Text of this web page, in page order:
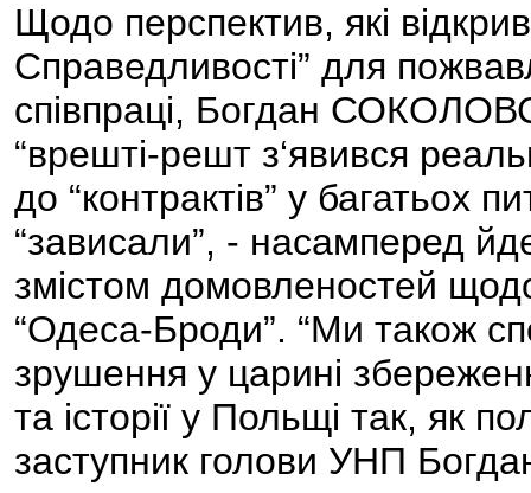
Щодо перспектив, які
Справедливості” для
співпраці, Богдан
“врешті-решт з‘явився
до “контрактів” у багатьох
“зависали”, - насамперед
змістом домовленостей
“Одеса-Броди”. “Ми також
зрушення у царині
та історії у Польщі так, як
заступник голови УНП